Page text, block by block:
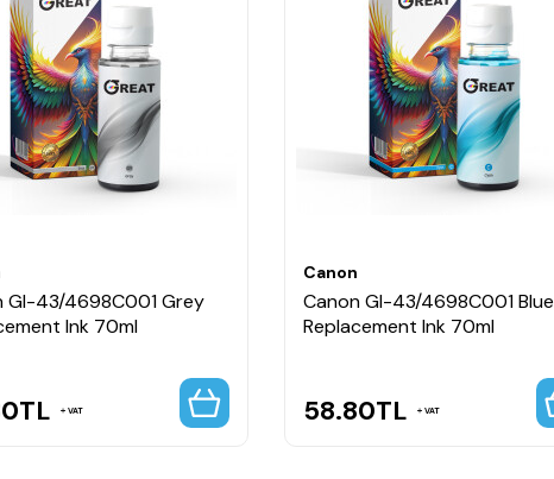
GI-43/4698C001 Grey
Ink 70ml
TL VAT
Canon
Canon GI-43/4698C001 Blue
Replacement Ink 70ml
58.80TL VAT